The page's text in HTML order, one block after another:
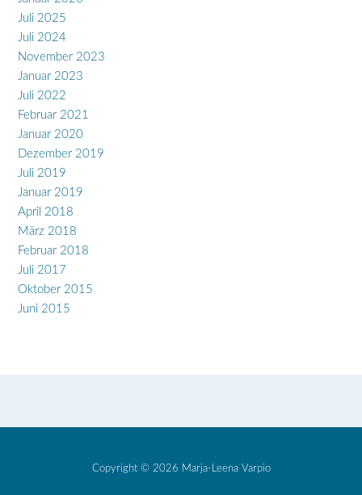
Juli 2025
Juli 2024
November 2023
Januar 2023
Juli 2022
Februar 2021
Januar 2020
Dezember 2019
Juli 2019
Januar 2019
April 2018
März 2018
Februar 2018
Juli 2017
Oktober 2015
Juni 2015
Copyright © 2026 Marja-Leena Varpio